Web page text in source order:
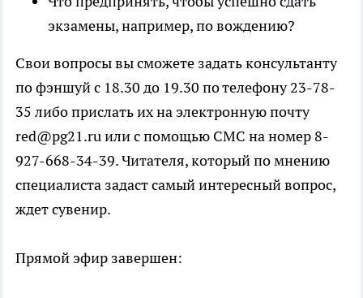
экзамены, например, по вождению?
Свои вопросы вы сможете задать консультанту
по фэншуй с 18.30 до 19.30 по телефону 23-78-
35 либо прислать их на электронную почту
red@pg21.ru или с помощью СМС на номер 8-
927-668-34-39. Читателя, который по мнению
специалиста задаст самый интересный вопрос,
ждет сувенир.
Прямой эфир завершен: